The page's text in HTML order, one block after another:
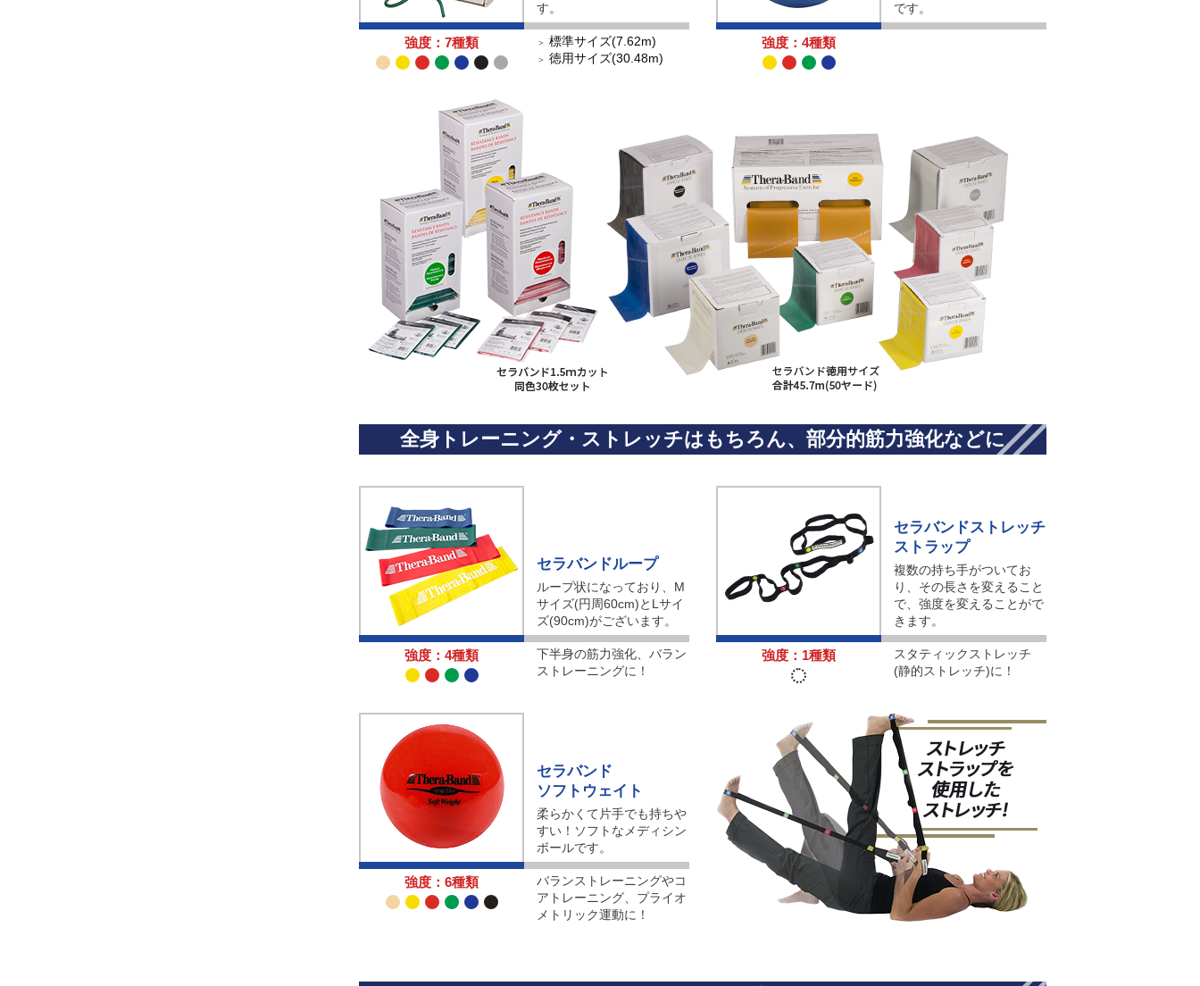
す。
強度：7種類 ＞ 標準サイズ(7.62m)
＞ 徳用サイズ(30.48m)
です。
強度：4種類
全身トレーニング・ストレッチはもちろん、部分的筋力強化などに
セラバンドループ
ループ状になっており、M
サイズ(円周60cm)とLサイ
ズ(90cm)がございます。
強度：4種類
下半身の筋力強化、バラン
ストレーニングに！
セラバンドストレッチ
ストラップ
複数の持ち手がついてお
り、その長さを変えること
で、強度を変えることがで
きます。
強度：1種類
スタティックストレッチ
(静的ストレッチ)に！
セラバンド
ソフトウェイト
柔らかくて片手でも持ちや
すい！ソフトなメディシン
ボールです。
強度：6種類
バランストレーニングやコ
アトレーニング、プライオ
メトリック運動に！